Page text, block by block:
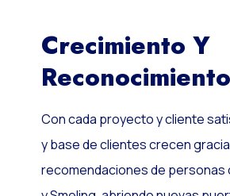
Crecimiento Y
Con cada proyecto y cliente
y base de clientes crecen
recomendaciones de personas